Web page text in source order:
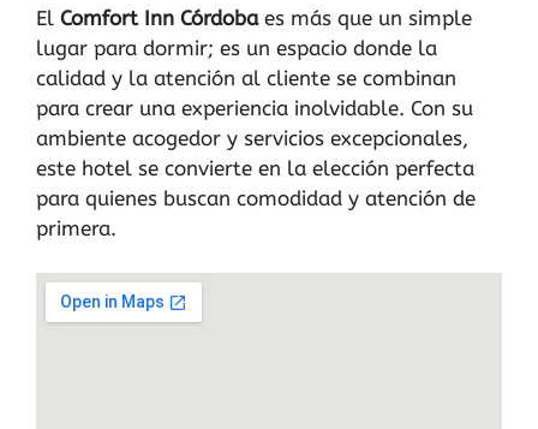
El Comfort Inn Córdobaes más que un simple
lugar para dormir; es un espacio donde la
calidad y la atención al cliente se combinan
para crear una experiencia inolvidable. Con su
ambiente acogedor y servicios excepcionales,
este hotel se convierte en la elección perfecta
para quienes buscan comodidad y atención de
primera.